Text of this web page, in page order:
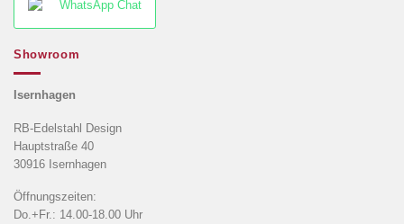
WhatsApp Chat
Showroom
Isernhagen
RB-Edelstahl Design
Hauptstraße 40
30916 Isernhagen
Öffnungszeiten:
Do.+Fr.: 14.00-18.00 Uhr